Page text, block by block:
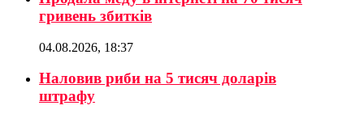
гривень збитків
04.08.2026, 18:37
Наловив риби на 5 тисяч доларів
штрафу